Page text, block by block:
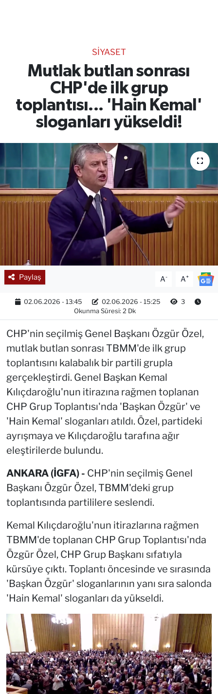
SİYASET
Mutlak butlan sonrası
CHP'de ilk grup
toplantısı... 'Hain Kemal'
sloganları yükseldi!
Paylaş A- A+
02.06.2026 - 13:45 02.06.2026 - 15:25
3
Okunma Süresi: 2 Dk
CHP'nin seçilmiş Genel Başkanı Özgür Özel,
mutlak butlan sonrası TBMM'de ilk grup
toplantısını kalabalık bir partili grupla
gerçekleştirdi. Genel Başkan Kemal
Kılıçdaroğlu'nun itirazına rağmen toplanan
CHP Grup Toplantısı'nda 'Başkan Özgür' ve
'Hain Kemal' sloganları atıldı. Özel, partideki
ayrışmaya ve Kılıçdaroğlu tarafına ağır
eleştirilerde bulundu.
ANKARA (İGFA) - CHP'nin seçilmiş Genel
Başkanı Özgür Özel, TBMM'deki grup
toplantısında partililere seslendi.
Kemal Kılıçdaroğlu'nun itirazlarına rağmen
TBMM'de toplanan CHP Grup Toplantısı'nda
Özgür Özel, CHP Grup Başkanı sıfatıyla
kürsüye çıktı. Toplantı öncesinde ve sırasında
'Başkan Özgür' sloganlarının yanı sıra salonda
'Hain Kemal' sloganları da yükseldi.
RESMİ İLANLAR
Gencsesfm Canlı Dinle